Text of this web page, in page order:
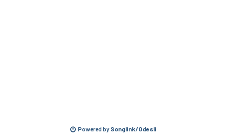
Powered by Songlink/Odesli